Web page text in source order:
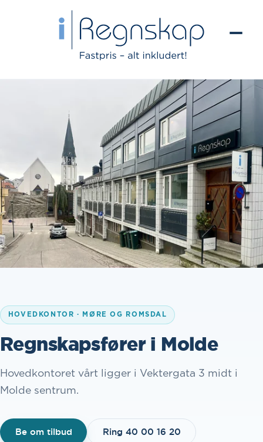
HOVEDKONTOR · MØRE OG ROMSDAL
Regnskapsfører i Molde
Hovedkontoret vårt ligger i Vektergata 3 midt i
Molde sentrum.
Be om tilbud Ring 40 00 16 20